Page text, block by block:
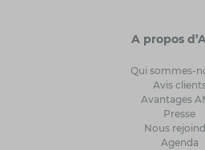
A propos
Qui sommes-
Avis
Avantages
Presse
Nous
Agenda